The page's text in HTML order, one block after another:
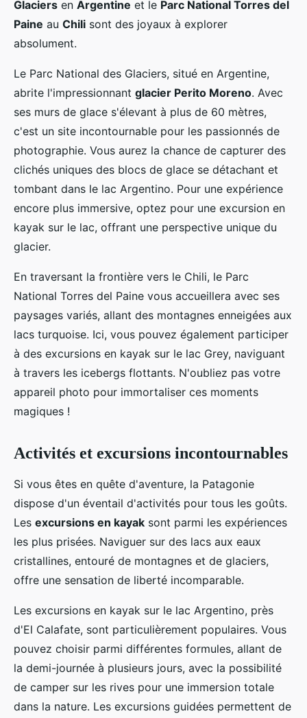
Glaciers en Argentine et le Parc National Torres del
Paine au Chili sont des joyaux à explorer
absolument.
Le Parc National des Glaciers, situé en Argentine,
abrite l'impressionnant glacier Perito Moreno. Avec
ses murs de glace s'élevant à plus de 60 mètres,
c'est un site incontournable pour les passionnés de
photographie. Vous aurez la chance de capturer des
clichés uniques des blocs de glace se détachant et
tombant dans le lac Argentino. Pour une expérience
encore plus immersive, optez pour une excursion en
kayak sur le lac, offrant une perspective unique du
glacier.
En traversant la frontière vers le Chili, le Parc
National Torres del Paine vous accueillera avec ses
paysages variés, allant des montagnes enneigées aux
lacs turquoise. Ici, vous pouvez également participer
à des excursions en kayak sur le lac Grey, naviguant
à travers les icebergs flottants. N'oubliez pas votre
appareil photo pour immortaliser ces moments
magiques !
Activités et excursions incontournables
Si vous êtes en quête d'aventure, la Patagonie
dispose d'un éventail d'activités pour tous les goûts.
Les excursions en kayak sont parmi les expériences
les plus prisées. Naviguer sur des lacs aux eaux
cristallines, entouré de montagnes et de glaciers,
offre une sensation de liberté incomparable.
Les excursions en kayak sur le lac Argentino, près
d'El Calafate, sont particulièrement populaires. Vous
pouvez choisir parmi différentes formules, allant de
la demi-journée à plusieurs jours, avec la possibilité
de camper sur les rives pour une immersion totale
dans la nature. Les excursions guidées permettent de